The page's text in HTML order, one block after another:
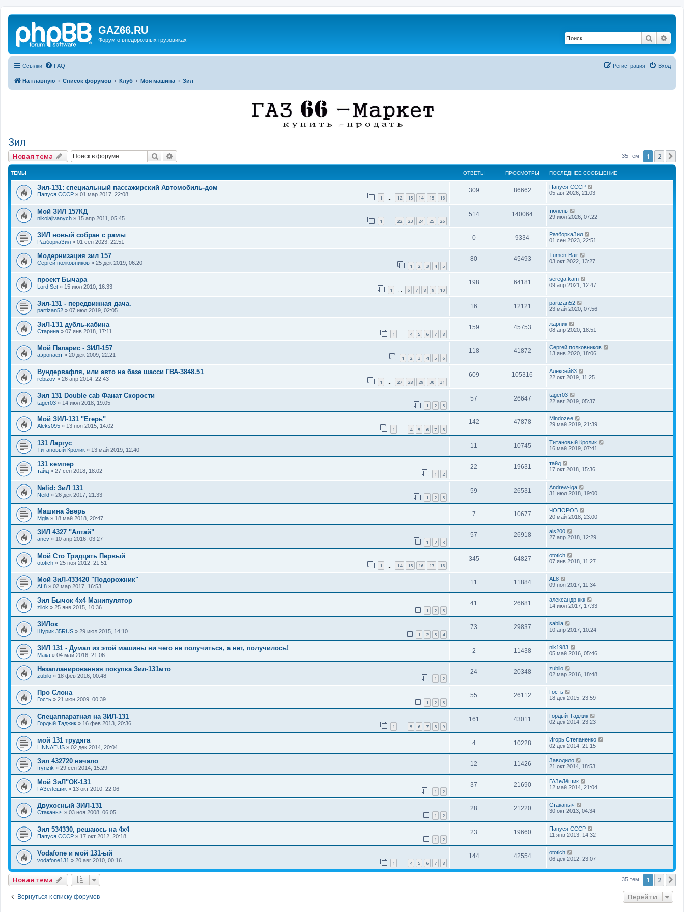
GAZ66.RU
Форум о внедорожных грузовиках Поиск
Ссылки FAQ Вход
Регистрация
На главную Список форумов Клуб Моя машина Зил
Зил
Новая тема Поиск 35 тем 1 2
ТЕМЫ ОТВЕТЫ ПРОСМОТРЫ ПОСЛЕДНЕЕ СООБЩЕНИЕ
Зил-131: специальный пассажирский Автомобиль-дом
Папуся СССР » 01 мар 2017, 22:08 1 … 12 13 14 15 16
309 86662
Папуся СССР
05 авг 2026, 21:03
Мой ЗИЛ 157КД
nikolajivanych » 15 апр 2011, 05:45 1 22 23 24 25 26
514 140064
тюлень
29 июл 2026, 07:22
ЗИЛ новый собран с рамы
РазборкаЗил » 01 сен 2023, 22:51
0 9334
РазборкаЗил
01 сен 2023, 22:51
Модернизация зил 157
Сергей полковников » 25 дек 2019, 06:20 1 2 3 4 5
80 45493
Tumen-Bair
03 окт 2022, 13:27
проект Бычара
Lord Set » 15 июл 2010, 16:33 1 … 6 7 8 9 10
198 64181
serega.kam
09 апр 2021, 12:47
Зил-131 - передвижная дача.
partizan52 » 07 июл 2019, 02:05
16 12121
partizan52
23 май 2020, 07:56
ЗиЛ-131 дубль-кабина
Старина » 07 янв 2018, 17:11 1 4 5 6 7 8
159 45753
жарник
08 апр 2020, 18:51
Мой Паларис - ЗИЛ-157
аэронафт » 20 дек 2009, 22:21 1 2 3 4 5 6
118 41872
Сергей полковников
13 янв 2020, 18:06
Вундервафля, или авто на базе шасси ГВА-3848.51
rebizov » 26 апр 2014, 22:43 1 … 27 28 29 30 31
609 105316
Алексей83
22 окт 2019, 11:25
Зил 131 Double cab Фанат Скорости
tager03 » 14 июл 2018, 19:05 1 2 3
57 26647
tager03
22 авг 2019, 05:37
Мой ЗИЛ-131 "Егерь"
Aleks095 » 13 ноя 2015, 14:02 1 … 4 5 6 7 8
142 47878
Mindozee
29 май 2019, 21:39
131 Ларгус
Титановый Кролик » 13 май 2019, 12:40
11 10745
Титановый Кролик
16 май 2019, 07:41
131 кемпер
тайд » 27 сен 2018, 18:02 1 2
22 19631
тайд
17 окт 2018, 15:36
Nelid: ЗиЛ 131
Neild » 26 дек 2017, 21:33 1 2 3
59 26531
Andrew-iga
31 июл 2018, 19:00
Машина Зверь
Mgla » 18 май 2018, 20:47
7 10677
ЧОПОРОВ
20 май 2018, 23:00
ЗИЛ 4327 "Алтай"
anev » 10 апр 2016, 03:27 1 2 3
57 26918
als200
27 апр 2018, 12:29
Мой Сто Тридцать Первый
ototich » 25 ноя 2012, 21:51 1 14 15 16 17 18
345 64827
ototich
07 янв 2018, 11:27
Мой ЗиЛ-433420 "Подорожник"
AL8 » 02 мар 2017, 16:53
11 11884
AL8
09 ноя 2017, 11:34
Зил Бычок 4х4 Манипулятор
zilok » 25 янв 2015, 10:36 1 2 3
41 26681
александр ккк
14 июл 2017, 17:33
ЗИЛок
Шурик 35RUS » 29 июл 2015, 14:10 1 2 3 4
73 29837
sablia
10 апр 2017, 10:24
ЗИЛ 131 - Думал из этой машины ни чего не получиться, а нет, получилось!
Мака » 04 май 2016, 21:06
2 11438
nik1983
05 май 2016, 05:46
Незапланированная покупка Зил-131мто
zubilo » 18 фев 2016, 00:48 1 2
24 20348
zubilo
02 мар 2016, 18:48
Про Слона
Гость » 21 июн 2009, 00:39 1 2 3
55 26112
Гость
18 дек 2015, 23:59
Спецаппаратная на ЗИЛ-131
Гордый Таджик » 16 фев 2013, 20:36 1 … 5 6 7 8 9
161 43011
Гордый Таджик
02 дек 2014, 23:23
мой 131 трудяга
LINNAEUS » 02 дек 2014, 20:04
4 10228
Игорь Степаненко
02 дек 2014, 21:15
Зил 432720 начало
frynzik » 29 сен 2014, 15:29
12 11426
Заводило
21 окт 2014, 18:53
Мой ЗиЛ"ОК-131
ГАЗеЛёшик » 13 окт 2010, 22:06 1 2
37 21690
ГАЗеЛёшик
12 май 2014, 21:04
Двухосный ЗИЛ-131
Стаканыч » 03 ноя 2008, 06:05 1 2
28 21220
Стаканыч
30 окт 2013, 04:34
Зил 534330, решаюсь на 4х4
Папуся СССР » 17 окт 2012, 20:18 1 2
23 19660
Папуся СССР
11 янв 2013, 14:32
Vodafone и мой 131-ый
vodafone131 » 20 авг 2010, 00:16 1 4 5 6 7 8
144 42554
ototich
06 дек 2012, 23:07
Новая тема 35 тем 1 2
Вернуться к списку форумов Перейти